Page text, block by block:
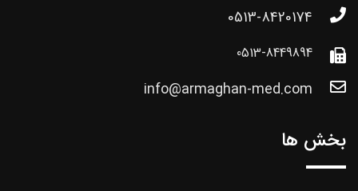
0513-8420174
0513-8449894
info@armaghan-med.com
بخش ها